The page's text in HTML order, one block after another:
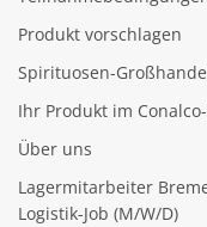
Produkt vorschlagen
Spirituosen-
Ihr Produkt im
Über uns
Lagermitarbeiter
Logistik-Job (M/W/D)